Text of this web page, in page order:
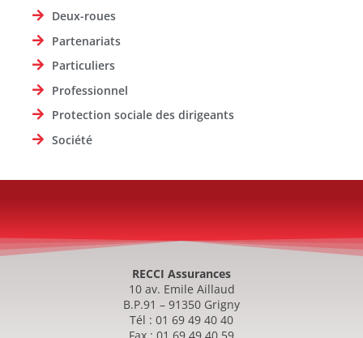
Deux-roues
Partenariats
Particuliers
Professionnel
Protection sociale des dirigeants
Société
RECCI Assurances
10 av. Emile Aillaud
B.P.91 – 91350 Grigny
Tél : 01 69 49 40 40